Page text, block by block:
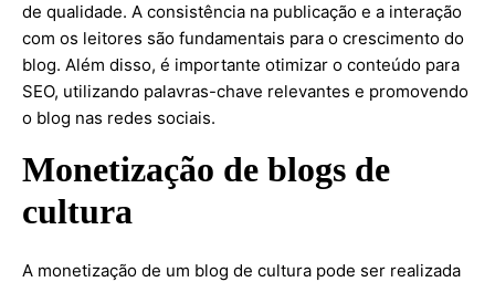
de qualidade. A consistência na publicação e a interação
com os leitores são fundamentais para o crescimento do
blog. Além disso, é importante otimizar o conteúdo para
SEO, utilizando palavras-chave relevantes e promovendo
o blog nas redes sociais.
Monetização de blogs de
cultura
A monetização de um blog de cultura pode ser realizada